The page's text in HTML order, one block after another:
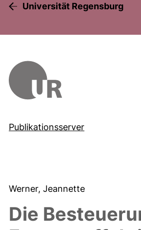
Universität Regensburg
Publikationsserver
Werner, Jeannette
Die